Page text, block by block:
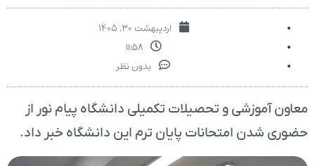
اردیبهشت ۳۰, ۱۴۰۵
۱۱:۵۸
بدون نظر
معاون آموزشی و تحصیلات تکمیلی دانشگاه پیام نور از
حضوری شدن امتحانات پایان ترم این دانشگاه خبر داد.